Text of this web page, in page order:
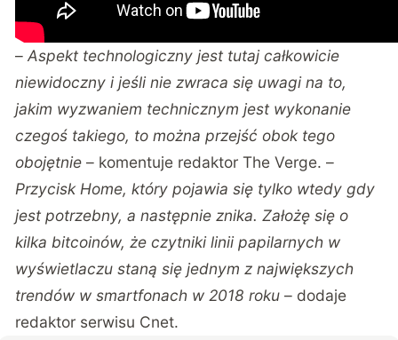
–Aspekt technologiczny jest tutaj całkowicie
niewidoczny i jeśli nie zwraca się uwagi na to,
jakim wyzwaniem technicznym jest wykonanie
czegoś takiego, to można przejść obok tego
obojętnie – komentuje redaktor The Verge. –
Przycisk Home, który pojawia się tylko wtedy gdy
jest potrzebny, a następnie znika. Założę się o
kilka bitcoinów, że czytniki linii papilarnych w
wyświetlaczu staną się jednym z największych
trendów w smartfonach w 2018 roku – dodaje
redaktor serwisu Cnet.